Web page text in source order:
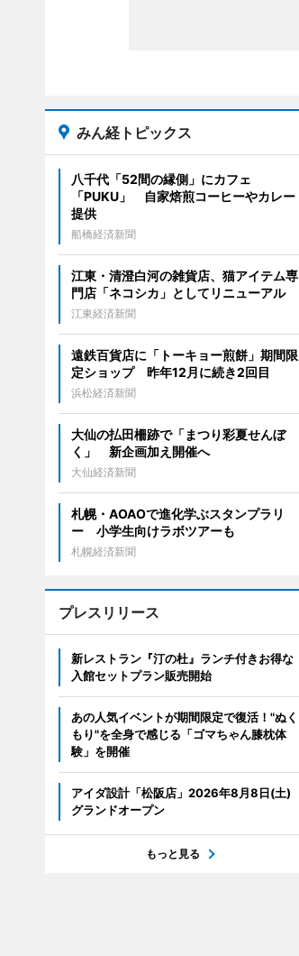
みん経トピックス
八千代「52間の縁側」にカフェ
「PUKU」 自家焙煎コーヒーやカレー
提供
船橋経済新聞
江東・清澄白河の雑貨店、猫アイテム専
門店「ネコシカ」としてリニューアル
江東経済新聞
遠鉄百貨店に「トーキョー煎餅」期間限
定ショップ 昨年12月に続き2回目
浜松経済新聞
大仙の払田柵跡で「まつり彩夏せんぼ
く」 新企画加え開催へ
大仙経済新聞
札幌・AOAOで進化学ぶスタンプラリ
ー 小学生向けラボツアーも
札幌経済新聞
プレスリリース
新レストラン『汀の杜』ランチ付きお得な
入館セットプラン販売開始
あの人気イベントが期間限定で復活！"ぬく
もり"を全身で感じる「ゴマちゃん膝枕体
験」を開催
アイダ設計「松阪店」2026年8月8日(土)
グランドオープン
もっと見る